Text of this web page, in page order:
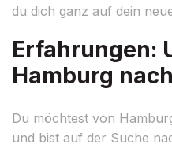
du dich ganz auf dein
Erfahrungen:
Hamburg
Du möchtest von
und bist auf der Suche